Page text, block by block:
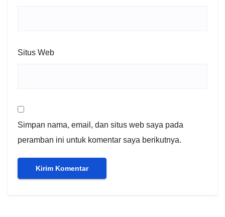
Situs Web
Simpan nama, email, dan situs web saya pada
peramban ini untuk komentar saya berikutnya.